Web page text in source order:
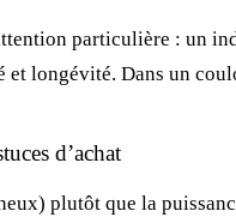
particulière : un
et longévité. Dans un
d’achat
plutôt que la